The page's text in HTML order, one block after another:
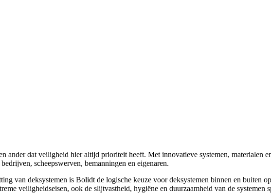
ander dat veiligheid hier altijd prioriteit heeft. Met innovatieve systemen, materialen
scheepswerven, bemanningen en eigenaren.
van deksystemen is Bolidt de logische keuze voor deksystemen binnen en buiten
veiligheidseisen, ook de slijtvastheid, hygiëne en duurzaamheid van de systemen